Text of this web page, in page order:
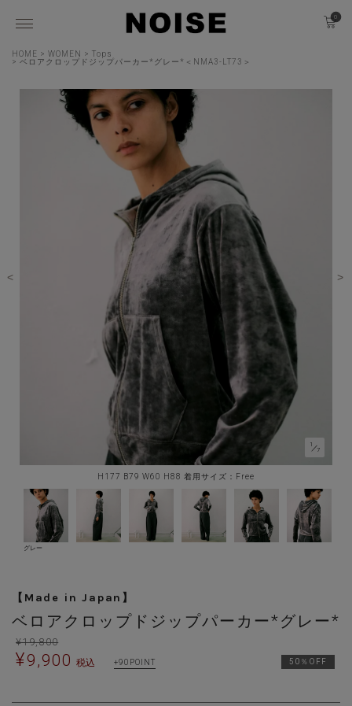
0
HOME WOMEN
Tops
ベロアクロップドジップパーカー*グレー*＜NMA3-LT73＞
1／7
H177 B79 W60 H88 着用サイズ：Free
グレー
【Made in Japan】
ベロアクロップドジップパーカー*グレー*
¥19,800
¥9,900 税込 90 50％OFF